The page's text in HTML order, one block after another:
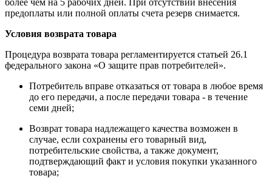
более чем на 5 рабочих дней. При отсутствии внесения
предоплаты или полной оплаты счета резерв снимается.
Условия возврата товара
Процедура возврата товара регламентируется статьей 26.1
федерального закона «О защите прав потребителей».
Потребитель вправе отказаться от товара в любое время
до его передачи, а после передачи товара - в течение
семи дней;
Возврат товара надлежащего качества возможен в
случае, если сохранены его товарный вид,
потребительские свойства, а также документ,
подтверждающий факт и условия покупки указанного
товара;